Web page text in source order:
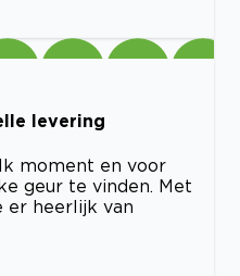
levering
moment en voor
geur te vinden. Met
er heerlijk van